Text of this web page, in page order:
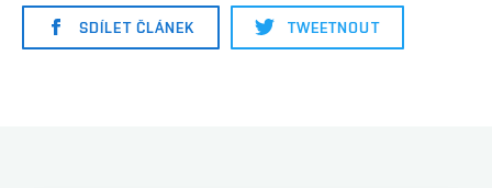
SDÍLET ČLÁNEK TWEETNOUT